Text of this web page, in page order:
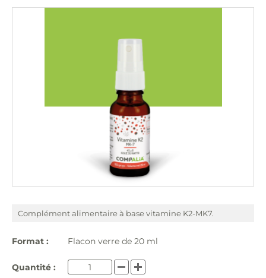
Complément alimentaire à base vitamine K2-MK7.
Format : Flacon verre de 20 ml
Quantité :